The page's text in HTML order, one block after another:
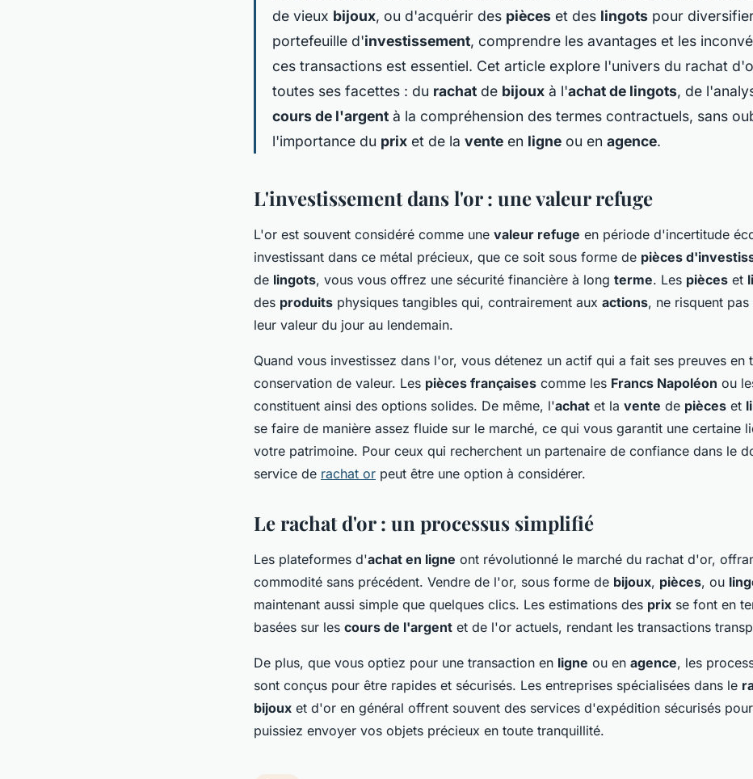
de vieux bijoux, ou d'acquérir des pièces et des lingots pour
portefeuille d'investissement, comprendre les avantages et les
ces transactions est essentiel. Cet article explore l'univers du rachat
toutes ses facettes : du rachat de bijoux à l'achat de lingots, de
cours de l'argent à la compréhension des termes contractuels, sans
l'importance du prix et de la vente en ligne ou en agence.
L'investissement dans l'or : une valeur refuge
L'or est souvent considéré comme une valeur refuge en période d'incertitude
investissant dans ce métal précieux, que ce soit sous forme de pièces
de lingots, vous vous offrez une sécurité financière à long terme. Les pièces et
des produits physiques tangibles qui, contrairement aux actions, ne risquent
leur valeur du jour au lendemain.
Quand vous investissez dans l'or, vous détenez un actif qui a fait ses preuves en
conservation de valeur. Les pièces françaises comme les Francs Napoléon ou
constituent ainsi des options solides. De même, l'achat et la vente de pièces et
se faire de manière assez fluide sur le marché, ce qui vous garantit une certaine
votre patrimoine. Pour ceux qui recherchent un partenaire de confiance dans le
service de rachat or peut être une option à considérer.
Le rachat d'or : un processus simplifié
Les plateformes d'achat en ligne ont révolutionné le marché du rachat d'or,
commodité sans précédent. Vendre de l'or, sous forme de bijoux, pièces, ou
maintenant aussi simple que quelques clics. Les estimations des prix se font en
basées sur les cours de l'argent et de l'or actuels, rendant les transactions
De plus, que vous optiez pour une transaction en ligne ou en agence, les
sont conçus pour être rapides et sécurisés. Les entreprises spécialisées dans le
bijoux et d'or en général offrent souvent des services d'expédition sécurisés
puissiez envoyer vos objets précieux en toute tranquillité.